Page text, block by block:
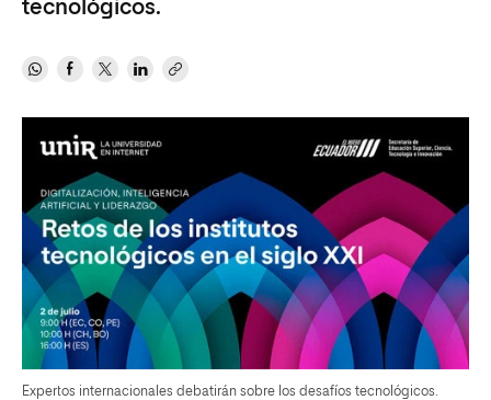
tecnológicos.
Expertos internacionales debatirán sobre los desafíos tecnológicos.